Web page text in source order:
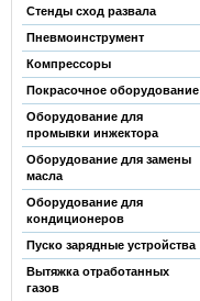
Стенды сход развала
Пневмоинструмент
Компрессоры
Покрасочное оборудование
Оборудование для
промывки инжектора
Оборудование для замены
масла
Оборудование для
кондиционеров
Пуско зарядные устройства
Вытяжка отработанных
газов